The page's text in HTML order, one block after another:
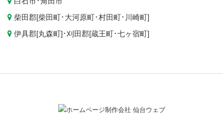
柴田郡[柴田町･ 大河原町･村田町･ 川崎町]
伊具郡[丸森町]･刈田郡[蔵王町･七ヶ宿町]